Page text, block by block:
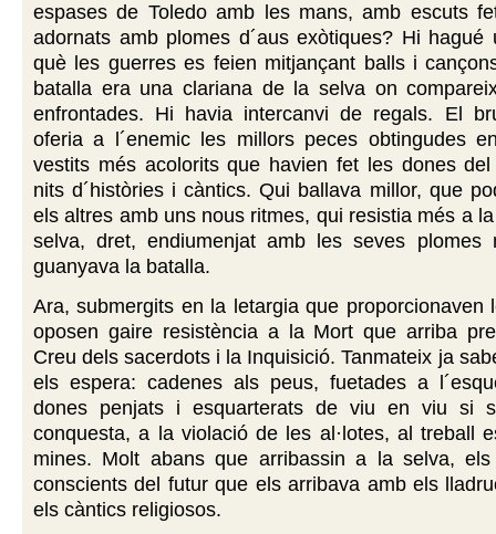
espases de Toledo amb les mans, amb escuts
adornats amb plomes d´aus exòtiques? Hi hagué
què les guerres es feien mitjançant balls i
batalla era una clariana de la selva on
enfrontades. Hi havia intercanvi de regals. El
oferia a l´enemic les millors peces obtingudes
vestits més acolorits que havien fet les dones
nits d´històries i càntics. Qui ballava millor, que
els altres amb uns nous ritmes, qui resistia més a
selva, dret, endiumenjat amb les seves plomes
guanyava la batalla.
Ara, submergits en la letargia que proporcionaven
oposen gaire resistència a la Mort que arriba
Creu dels sacerdots i la Inquisició. Tanmateix ja
els espera: cadenes als peus, fuetades a
dones penjats i esquarterats de viu en viu si
conquesta, a la violació de les al·lotes, al treball
mines. Molt abans que arribassin a la selva,
conscients del futur que els arribava amb els
els càntics religiosos.